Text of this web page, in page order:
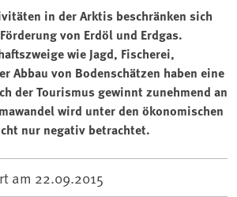
in der Arktis beschränken sich
von Erdöl und Erdgas.
wie Jagd, Fischerei,
Abbau von Bodenschätzen haben eine
der Tourismus gewinnt zunehmend an
wird unter den ökonomischen
nur negativ betrachtet.
am 22.09.2015